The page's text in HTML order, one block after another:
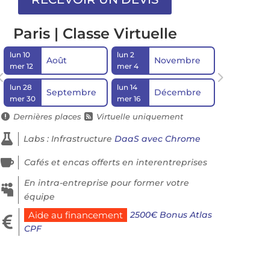
Paris | Classe Virtuelle
lun 10
mer 12
Août
lun 28
mer 30
Septembre
lun 2
mer 4
Novembre
lun 14
mer 16
Décembre
 Dernières places  Virtuelle uniquement
 Labs : InfrastructureDaaS avec Chrome
 Cafés et encas offerts en interentreprises

En intra-entreprise pour former votre
équipe
 Aide au financement
2500€ Bonus Atlas
CPF